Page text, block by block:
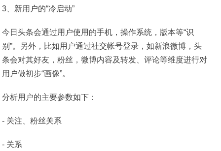
3、新用户的“冷启动”
今日头条会通过用户使用的手机，操作系统，版本等“识
别”。另外，比如用户通过社交帐号登录，如新浪微博，头
条会对其好友，粉丝，微博内容及转发、评论等维度进行对
用户做初步“画像”。
分析用户的主要参数如下：
- 关注、粉丝关系
- 关系